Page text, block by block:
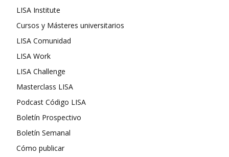
LISA Institute
Cursos y Másteres universitarios
LISA Comunidad
LISA Work
LISA Challenge
Masterclass LISA
Podcast Código LISA
Boletín Prospectivo
Boletín Semanal
Cómo publicar